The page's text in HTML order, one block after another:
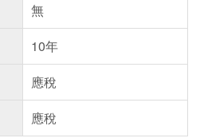
無
10年
應稅
應稅